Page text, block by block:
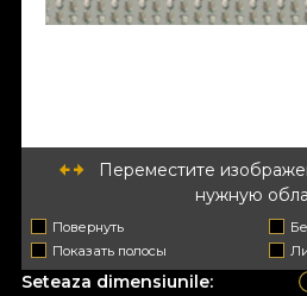
Переместите
нужную
Повернуть
Показать полосы
Seteaza dimensiunile: